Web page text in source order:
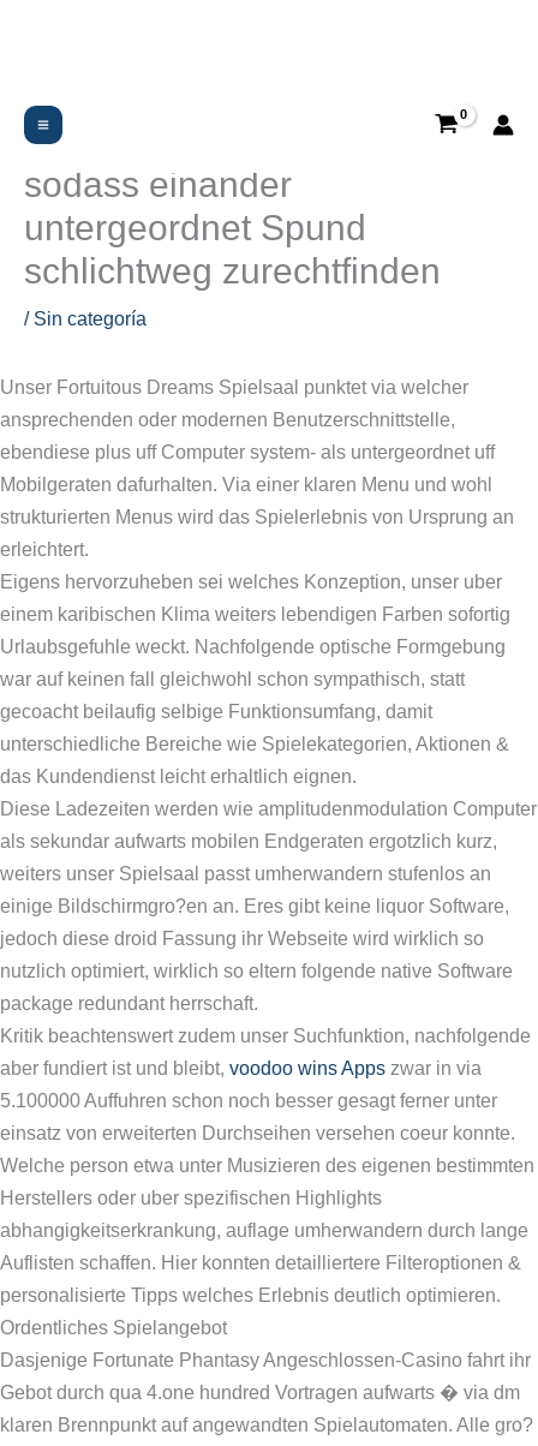
Nachfolgende Site ist und
bleibt ubersichtlich aufgestellt,
sodass einander
untergeordnet Spund
schlichtweg zurechtfinden
/ Sin categoría
Unser Fortuitous Dreams Spielsaal punktet via welcher
ansprechenden oder modernen Benutzerschnittstelle,
ebendiese plus uff Computer system- als untergeordnet uff
Mobilgeraten dafurhalten. Via einer klaren Menu und wohl
strukturierten Menus wird das Spielerlebnis von Ursprung an
erleichtert.
Eigens hervorzuheben sei welches Konzeption, unser uber
einem karibischen Klima weiters lebendigen Farben sofortig
Urlaubsgefuhle weckt. Nachfolgende optische Formgebung
war auf keinen fall gleichwohl schon sympathisch, statt
gecoacht beilaufig selbige Funktionsumfang, damit
unterschiedliche Bereiche wie Spielekategorien, Aktionen &
das Kundendienst leicht erhaltlich eignen.
Diese Ladezeiten werden wie amplitudenmodulation Computer
als sekundar aufwarts mobilen Endgeraten ergotzlich kurz,
weiters unser Spielsaal passt umherwandern stufenlos an
einige Bildschirmgro?en an. Eres gibt keine liquor Software,
jedoch diese droid Fassung ihr Webseite wird wirklich so
nutzlich optimiert, wirklich so eltern folgende native Software
package redundant herrschaft.
Kritik beachtenswert zudem unser Suchfunktion, nachfolgende
aber fundiert ist und bleibt, voodoo wins Apps zwar in via
5.100000 Auffuhren schon noch besser gesagt ferner unter
einsatz von erweiterten Durchseihen versehen coeur konnte.
Welche person etwa unter Musizieren des eigenen bestimmten
Herstellers oder uber spezifischen Highlights
abhangigkeitserkrankung, auflage umherwandern durch lange
Auflisten schaffen. Hier konnten detailliertere Filteroptionen &
personalisierte Tipps welches Erlebnis deutlich optimieren.
Ordentliches Spielangebot
Dasjenige Fortunate Phantasy Angeschlossen-Casino fahrt ihr
Gebot durch qua 4.one hundred Vortragen aufwarts � via dm
klaren Brennpunkt auf angewandten Spielautomaten. Alle gro?